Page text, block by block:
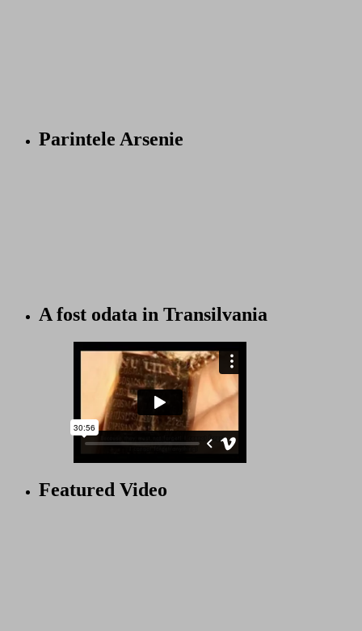
Parintele Arsenie
A fost odata in Transilvania
Featured Video